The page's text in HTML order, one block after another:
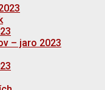
– jaro 2023